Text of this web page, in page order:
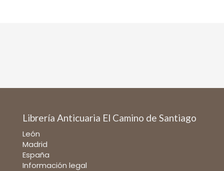
Librería Anticuaria El Camino de Santiago
León
Madrid
España
Información legal